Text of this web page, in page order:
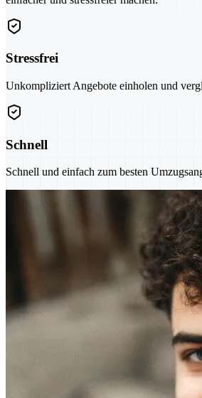
Stressfrei
Unkompliziert Angebote einholen und
Schnell
Schnell und einfach zum besten